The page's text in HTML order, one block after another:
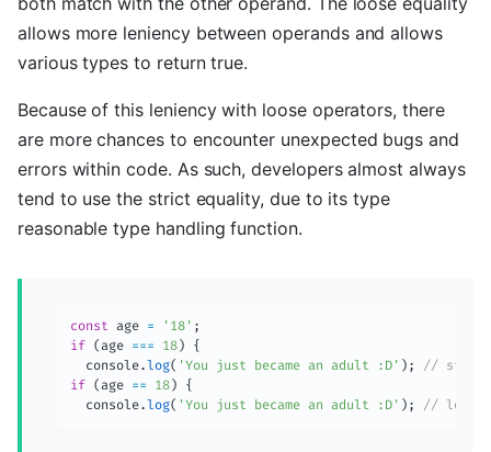
allows more leniency between operands and allows
various types to return true.
Because of this leniency with loose operators, there
are more chances to encounter unexpected bugs and
errors within code. As such, developers almost always
tend to use the strict equality, due to its type
reasonable type handling function.
const age = '18' ;
if (age === 18 )
{
  console
.log( 'You just became an adult :D' ) ;
// strict
if (age == 18 )
{
  console
.log( 'You just became an adult :D' ) ; // loose